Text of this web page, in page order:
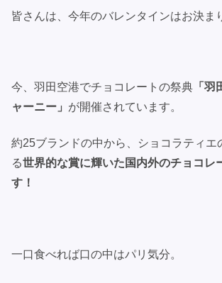
皆さんは、今年のバレンタインはお決ま
今、羽田空港でチョコレートの祭典 「
ャーニー」 が開催されています。
約25ブランドの中から、ショコラティエ
る世界的な賞に輝いた国内外のチョコレ
す！
一口食べれば口の中はパリ気分。